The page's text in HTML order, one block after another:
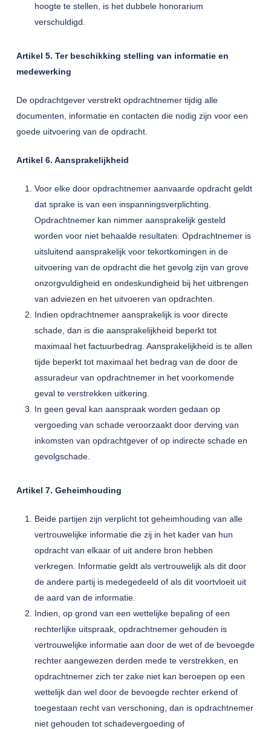
hoogte te stellen, is het dubbele honorarium
verschuldigd.
Artikel 5. Ter beschikking stelling van informatie en
medewerking
De opdrachtgever verstrekt opdrachtnemer tijdig alle
documenten, informatie en contacten die nodig zijn voor een
goede uitvoering van de opdracht.
Artikel 6. Aansprakelijkheid
Voor elke door opdrachtnemer aanvaarde opdracht geldt
dat sprake is van een inspanningsverplichting.
Opdrachtnemer kan nimmer aansprakelijk gesteld
worden voor niet behaalde resultaten. Opdrachtnemer is
uitsluitend aansprakelijk voor tekortkomingen in de
uitvoering van de opdracht die het gevolg zijn van grove
onzorgvuldigheid en ondeskundigheid bij het uitbrengen
van adviezen en het uitvoeren van opdrachten.
Indien opdrachtnemer aansprakelijk is voor directe
schade, dan is die aansprakelijkheid beperkt tot
maximaal het factuurbedrag. Aansprakelijkheid is te allen
tijde beperkt tot maximaal het bedrag van de door de
assuradeur van opdrachtnemer in het voorkomende
geval te verstrekken uitkering.
In geen geval kan aanspraak worden gedaan op
vergoeding van schade veroorzaakt door derving van
inkomsten van opdrachtgever of op indirecte schade en
gevolgschade.
Artikel 7. Geheimhouding
Beide partijen zijn verplicht tot geheimhouding van alle
vertrouwelijke informatie die zij in het kader van hun
opdracht van elkaar of uit andere bron hebben
verkregen. Informatie geldt als vertrouwelijk als dit door
de andere partij is medegedeeld of als dit voortvloeit uit
de aard van de informatie.
Indien, op grond van een wettelijke bepaling of een
rechterlijke uitspraak, opdrachtnemer gehouden is
vertrouwelijke informatie aan door de wet of de bevoegde
rechter aangewezen derden mede te verstrekken, en
opdrachtnemer zich ter zake niet kan beroepen op een
wettelijk dan wel door de bevoegde rechter erkend of
toegestaan recht van verschoning, dan is opdrachtnemer
niet gehouden tot schadevergoeding of